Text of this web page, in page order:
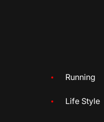
Running
Life Style